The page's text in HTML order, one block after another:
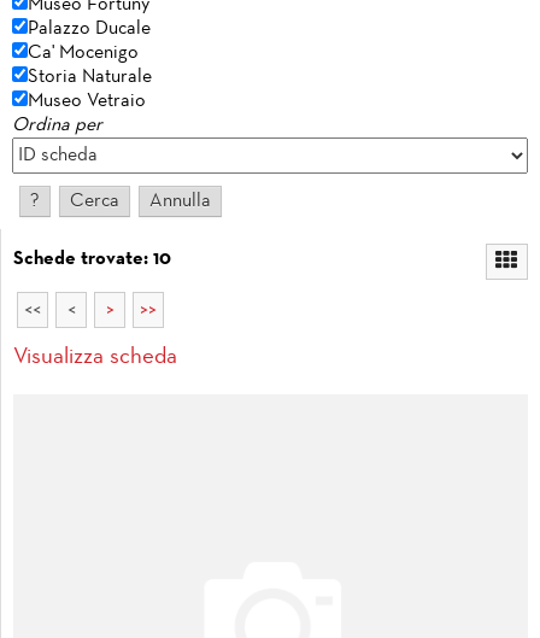
Museo Fortuny
Palazzo Ducale
Ca' Mocenigo
Storia Naturale
Museo Vetraio
Ordina per
Schede trovate: 10
<< < > >>
Visualizza scheda